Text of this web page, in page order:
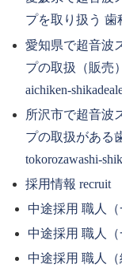
プを取り扱う 歯
愛知県で超音波
プの取扱（販売
aichiken-
所沢市で超音波
プの取扱がある
tokorozawashi-
採用情報 recruit
中途採用 職人（
中途採用 職人（
中途採用 職人（